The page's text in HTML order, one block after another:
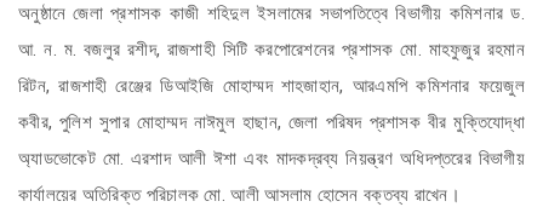
অনুষ্ঠানে জেলা প্রশাসক কাজী শহিদুল ইসলামের সভাপতিত্বে বিভাগীয় কমিশনার ড.
আ. ন. ম. বজলুর রশীদ, রাজশাহী সিটি করপোরেশনের প্রশাসক মো. মাহফুজুর রহমান
রিটন, রাজশাহী রেঞ্জের ডিআইজি মোহাম্মদ শাহজাহান, আরএমপি কমিশনার ফয়েজুল
কবীর, পুলিশ সুপার মোহাম্মদ নাঈমুল হাছান, জেলা পরিষদ প্রশাসক বীর মুক্তিযোদ্ধা
অ্যাডভোকেট মো. এরশাদ আলী ঈশা এবং মাদকদ্রব্য নিয়ন্ত্রণ অধিদপ্তরের বিভাগীয়
কার্যালয়ের অতিরিক্ত পরিচালক মো. আলী আসলাম হোসেন বক্তব্য রাখেন।